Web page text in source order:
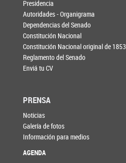
Presidencia
Autoridades - Organigrama
Dependencias del Senado
Constitución Nacional
Constitución Nacional original de 1853
Reglamento del Senado
Enviá tu CV
PRENSA
Noticias
Galería de fotos
Información para medios
AGENDA